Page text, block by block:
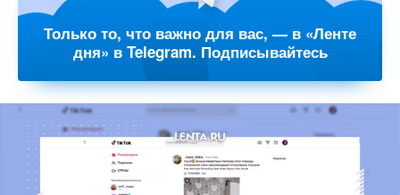
Только то, что важно для вас, — в «Ленте
дня» в Telegram. Подписывайтесь